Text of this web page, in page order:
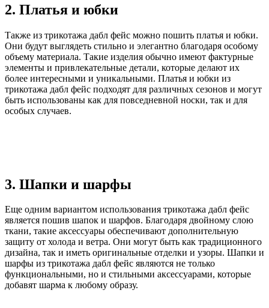
2. Платья и юбки
Также из трикотажа дабл фейс можно пошить платья и юбки.
Они будут выглядеть стильно и элегантно благодаря особому
объему материала. Такие изделия обычно имеют фактурные
элементы и привлекательные детали, которые делают их
более интересными и уникальными. Платья и юбки из
трикотажа дабл фейс подходят для различных сезонов и могут
быть использованы как для повседневной носки, так и для
особых случаев.
3. Шапки и шарфы
Еще одним вариантом использования трикотажа дабл фейс
является пошив шапок и шарфов. Благодаря двойному слою
ткани, такие аксессуары обеспечивают дополнительную
защиту от холода и ветра. Они могут быть как традиционного
дизайна, так и иметь оригинальные отделки и узоры. Шапки и
шарфы из трикотажа дабл фейс являются не только
функциональными, но и стильными аксессуарами, которые
добавят шарма к любому образу.